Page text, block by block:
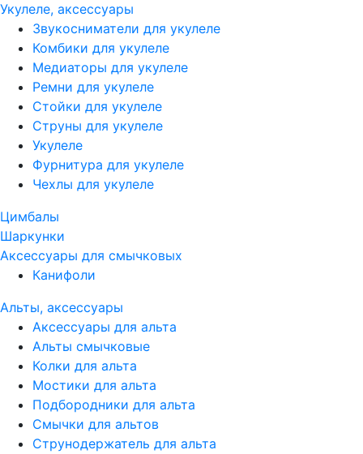
Укулеле, аксессуары
Звукосниматели для укулеле
Комбики для укулеле
Медиаторы для укулеле
Ремни для укулеле
Стойки для укулеле
Струны для укулеле
Укулеле
Фурнитура для укулеле
Чехлы для укулеле
Цимбалы
Шаркунки
Аксессуары для смычковых
Канифоли
Альты, аксессуары
Аксессуары для альта
Альты смычковые
Колки для альта
Мостики для альта
Подбородники для альта
Смычки для альтов
Струнодержатель для альта